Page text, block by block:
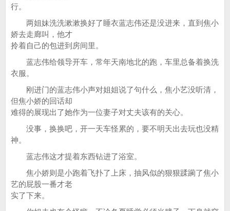
行。
两姐妹洗洗漱漱换好了睡衣蓝志伟还是没进来，直到焦小
娇去走廊叫，他才
拎着自己的包进到房间里。
蓝志伟给领导开车，常年天南地北的跑，车里总备着换洗
衣服。
刚进门的蓝志伟小声对姐姐说了句什么，焦小艺没听清，
但焦小娇的回话却
难得的展现出了她作为一位妻子对丈夫该有的关心。
没事，换换吧，开一天车怪累的，要不明天出去玩也没精
神。
蓝志伟这才提着东西钻进了浴室。
焦小娇则是小跑着飞扑了上床，抽风似的狠狠蹂躏了焦小
艺的屁股一番才老
实了下来。